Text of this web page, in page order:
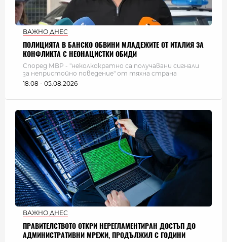
ВАЖНО ДНЕС
ПОЛИЦИЯТА В БАНСКО ОБВИНИ МЛАДЕЖИТЕ ОТ ИТАЛИЯ ЗА
КОНФЛИКТА С НЕОНАЦИСТКИ ОБИДИ
Според МВР - "неколкократно са получавани сигнали
за непристойно поведение" от тяхна страна
18:08 - 05.08.2026
ВАЖНО ДНЕС
ПРАВИТЕЛСТВОТО ОТКРИ НЕРЕГЛАМЕНТИРАН ДОСТЪП ДО
АДМИНИСТРАТИВНИ МРЕЖИ, ПРОДЪЛЖИЛ С ГОДИНИ